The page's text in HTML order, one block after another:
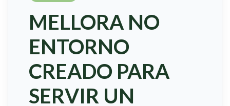
MELLORA NO
ENTORNO
CREADO PARA
SERVIR UN